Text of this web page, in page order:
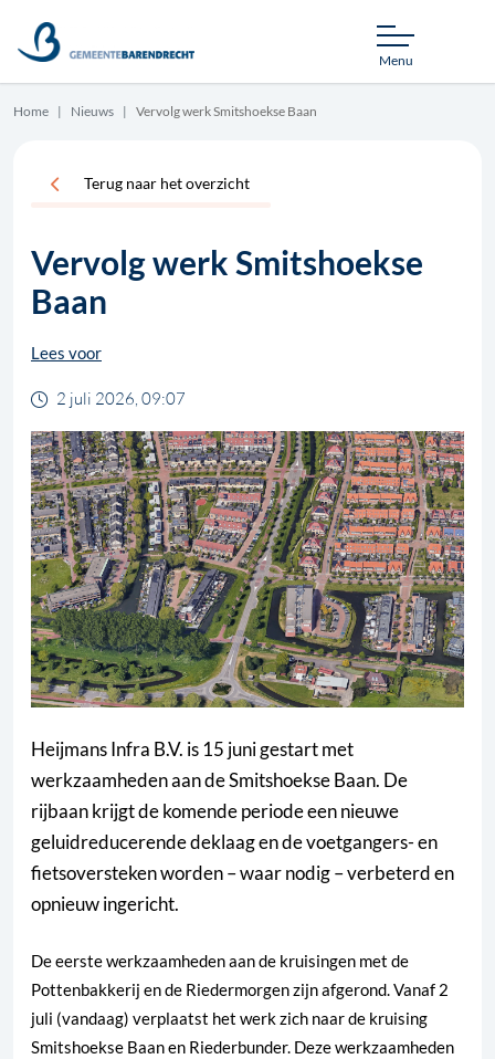
Menu
Home Nieuws Vervolg werk Smitshoekse Baan
Terug naar het overzicht
Vervolg werk Smitshoekse
Baan
Lees voor
2 juli 2026, 09:07
Heijmans Infra B.V. is 15 juni gestart met
werkzaamheden aan de Smitshoekse Baan. De
rijbaan krijgt de komende periode een nieuwe
geluidreducerende deklaag en de voetgangers- en
fietsoversteken worden – waar nodig – verbeterd en
opnieuw ingericht.
De eerste werkzaamheden aan de kruisingen met de
Pottenbakkerij en de Riedermorgen zijn afgerond. Vanaf 2
juli (vandaag) verplaatst het werk zich naar de kruising
Smitshoekse Baan en Riederbunder. Deze werkzaamheden